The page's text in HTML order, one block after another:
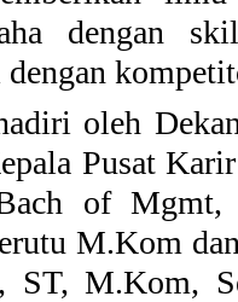
dengan
oleh
Pusat
of Mgmt,
M.Kom
ST, M.Kom,